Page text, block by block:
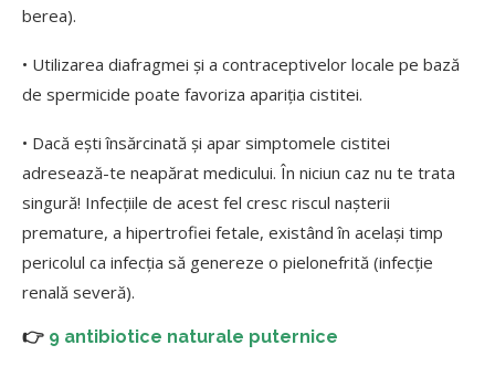
berea).
• Utilizarea diafragmei și a contraceptivelor locale pe bază
de spermicide poate favoriza apariția cistitei.
• Dacă ești însărcinată şi apar simptomele cistitei
adresează-te neapărat medicului. În niciun caz nu te trata
singură! Infecţiile de acest fel cresc riscul naşterii
premature, a hipertrofiei fetale, existând în acelaşi timp
pericolul ca infecţia să genereze o pielonefrită (infecţie
renală severă).
👉 9 antibiotice naturale puternice